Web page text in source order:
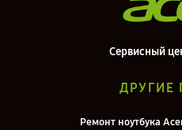
Сервисный
ДРУГИЕ
Ремонт ноутбука